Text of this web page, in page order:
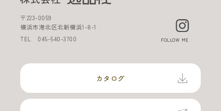
〒223-0059
横浜市港北区北新横浜1-8-1
TEL 045-540-3700 FOLLOW ME
カタログ